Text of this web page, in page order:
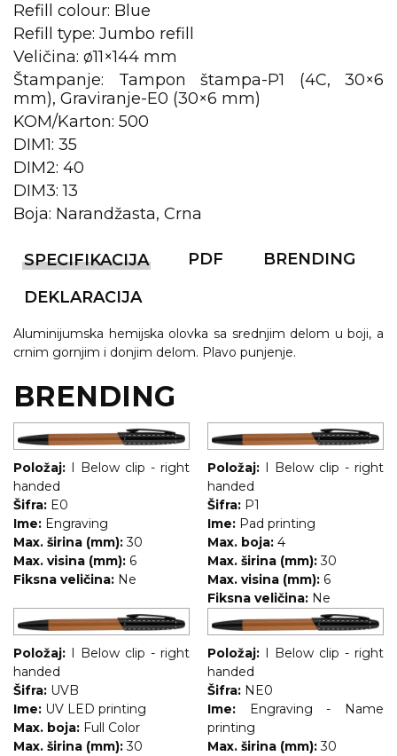
STRETCH TOPS
SUBLIMACIJA
CRICKET UPALJAČI
ŠIBICA
JAKNE I PRSLUCI
HYGIENIC KOLEKCIJA
OKOVRATNE ID TRAKICE
PRIBOR ZA PISANJE
NARUKVICE ZA ŽURKE I
ID PLOČICA
TERMOSI
BOCE
TEHNOLOGIJA
KANCELARIJA
KUĆNI SETOVI
OLOVKE
PRIVESCI & ALATI
TORBE & PUTOVANJE
TEKSTIL
RADNA OPREMA
Refill colour: Blue
Refill type: Jumbo refill
Veličina: ø11×144 mm
Štampanje: Tampon štampa-P1 (4C, 30×6
mm), Graviranje-E0 (30×6 mm)
KOM/Karton: 500
DIM1: 35
DIM2: 40
DIM3: 13
Boja: Narandžasta, Crna
SPECIFIKACIJA PDF
BRENDING
DEKLARACIJA
Aluminijumska hemijska olovka sa srednjim delom u boji, a
crnim gornjim i donjim delom. Plavo punjenje.
BRENDING
Položaj: I Below clip - right
handed
Šifra: E0
Ime: Engraving
Max. širina (mm): 30
Max. visina (mm): 6
Fiksna veličina: Ne
Položaj: I Below clip - right
handed
Šifra: P1
Ime: Pad printing
Max. boja: 4
Max. širina (mm): 30
Max. visina (mm): 6
Fiksna veličina: Ne
Položaj: I Below clip - right
handed
Šifra: UVB
Ime: UV LED printing
Max. boja: Full Color
Max. širina (mm): 30
Položaj: I Below clip - right
handed
Šifra: NE0
Ime:
Engraving - Name
printing
Max. širina (mm): 30